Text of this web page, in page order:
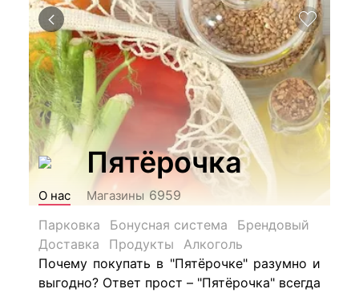
Пятёрочка
О нас Магазины 6959
Парковка
Бонусная система
Брендовый
Доставка
Продукты
Алкоголь
Почему покупать в "Пятёрочке" разумно и
выгодно? Ответ прост – "Пятёрочка" всегда